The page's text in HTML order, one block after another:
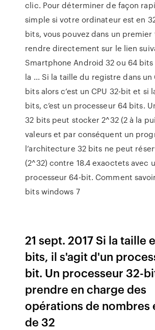
clic. Pour déterminer de façon
simple si votre ordinateur est en
bits, vous pouvez dans un
rendre directement sur le lien
Smartphone Android 32 ou 64
la ... Si la taille du registre dans un
bits alors c’est un CPU 32-bit et si
bits, c’est un processeur 64 bits.
32 bits peut stocker 2^32 (2 à la
valeurs et par conséquent un
l’architecture 32 bits ne peut
(2^32) contre 18.4 exaoctets avec
processeur 64-bit. Comment
bits windows 7
21 sept. 2017 Si la taille
bits, il s'agit d'un
bit. Un processeur 32-
prendre en charge des
opérations de nombres
de 32